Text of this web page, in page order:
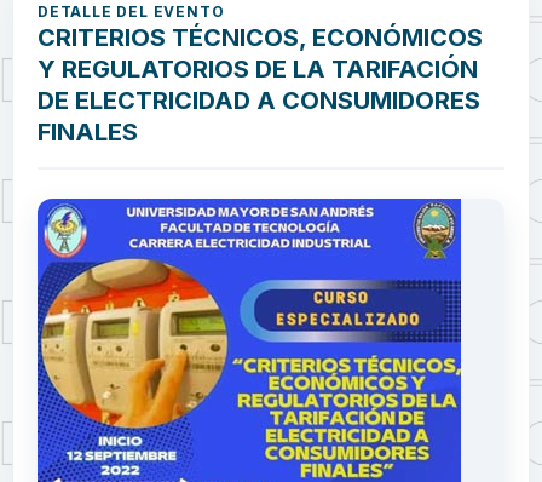
DETALLE DEL EVENTO
CRITERIOS TÉCNICOS, ECONÓMICOS
Y REGULATORIOS DE LA TARIFACIÓN
DE ELECTRICIDAD A CONSUMIDORES
FINALES